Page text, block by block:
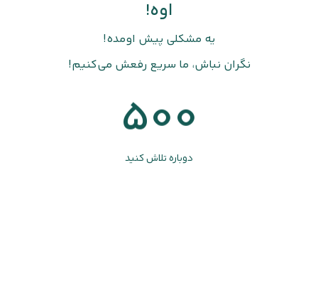
اوه!
یه مشکلی پیش اومده!
نگران نباش، ما سریع رفعش می‌کنیم!
500
دوباره تلاش کنید